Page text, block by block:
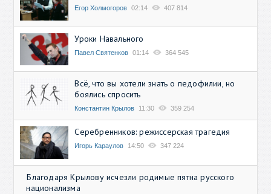
Егор Холмогоров 02:14 407 814
Уроки Навального
Павел Святенков 01:14 364 545
Всё, что вы хотели знать о педофилии, но
боялись спросить
Константин Крылов 11:30 359 254
Серебренников: режиссерская трагедия
Игорь Караулов 14:50 347 224
Благодаря Крылову исчезли родимые пятна русского
национализма